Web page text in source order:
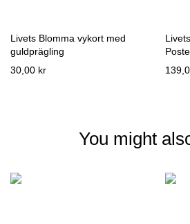
Livets Blomma vykort med
guldprägling
30,00 kr
You might